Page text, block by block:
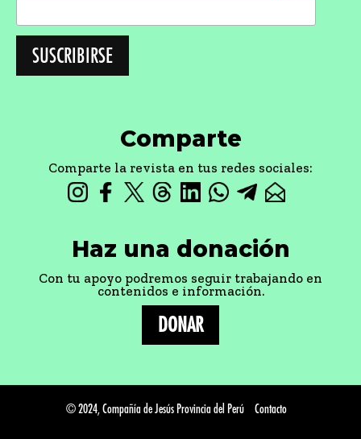
Comparte
Comparte la revista en tus redes sociales:
Haz una donación
Con tu apoyo podremos seguir trabajando en
contenidos e información.
DONAR
© 2024, Compañía de Jesús Provincia del Perú Contacto